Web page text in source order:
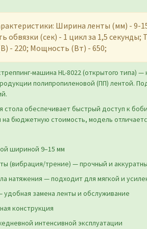
Ширина ленты (мм) - 9-
обвязки (сек) - 1 цикл за 1,5
- 220; Мощность (Вт) - 650;
машина HL-8022 (открытого типа)
полипропиленовой (ПП) лентой.
стола обеспечивает быстрый доступ к
на бюджетную стоимость, модель
шириной 9–15 мм
(вибрация/трение) — прочный и
натяжения — подходит для мягкой и
замена ленты и обслуживание
конструкция
интенсивной эксплуатации